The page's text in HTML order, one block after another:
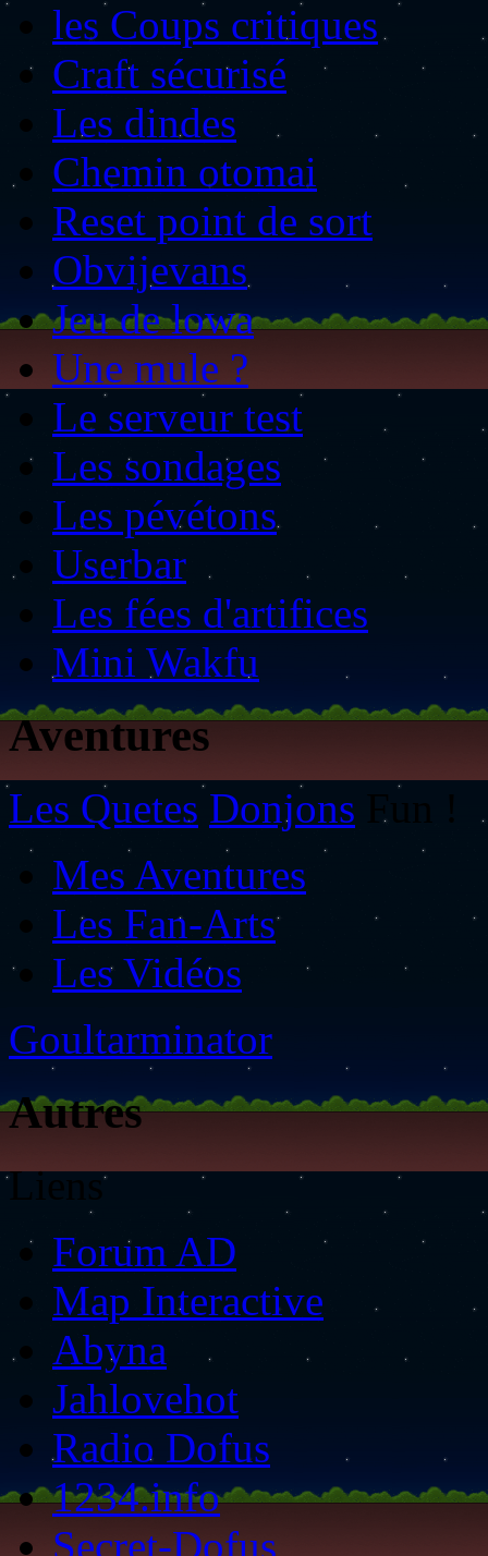
les Coups critiques
Craft sécurisé
Les dindes
Chemin otomai
Reset point de sort
Obvijevans
Jeu de lowa
Une mule ?
Le serveur test
Les sondages
Les pévétons
Userbar
Les fées d'artifices
Mini Wakfu
Aventures
Les Quetes Donjons
Fun !
Mes Aventures
Les Fan-Arts
Les Vidéos
Goultarminator
Autres
Liens
Forum AD
Map Interactive
Abyna
Jahlovehot
Radio Dofus
1234.info
Secret-Dofus